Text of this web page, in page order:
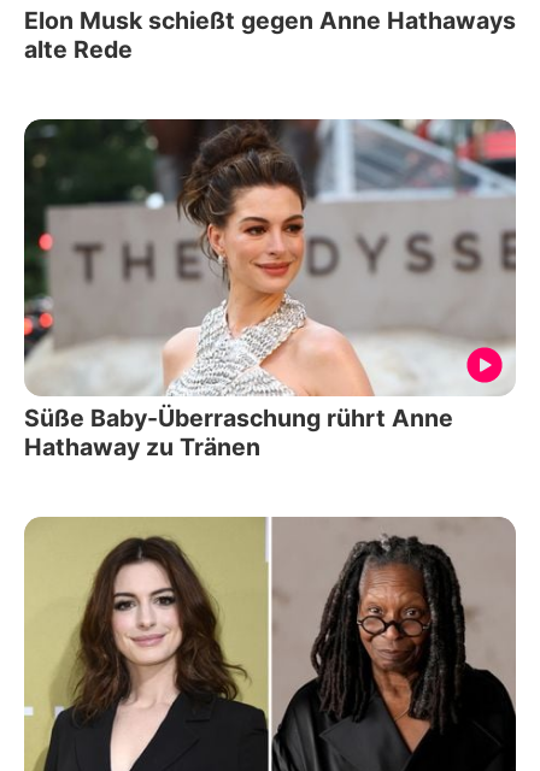
Elon Musk schießt gegen Anne Hathaways
alte Rede
Süße Baby-Überraschung rührt Anne
Hathaway zu Tränen